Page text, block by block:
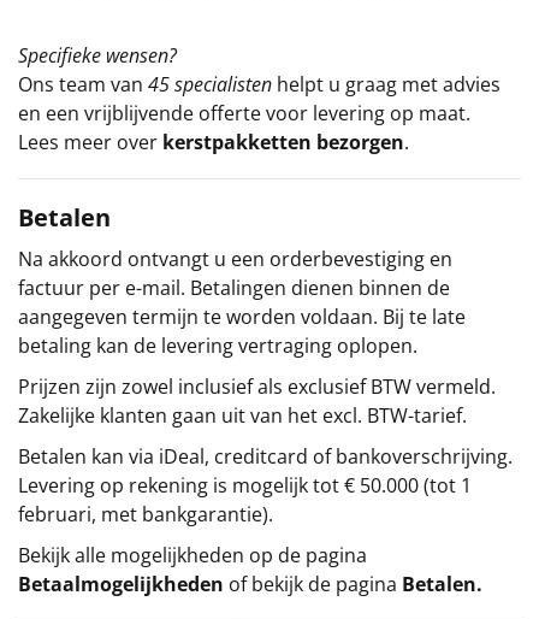
Specifieke wensen?
Ons team van 45 specialisten helpt u graag met advies
en een vrijblijvende offerte voor levering op maat.
Lees meer over kerstpakketten bezorgen.
Betalen
Na akkoord ontvangt u een orderbevestiging en
factuur per e-mail. Betalingen dienen binnen de
aangegeven termijn te worden voldaan. Bij te late
betaling kan de levering vertraging oplopen.
Prijzen zijn zowel inclusief als exclusief BTW vermeld.
Zakelijke klanten gaan uit van het excl. BTW-tarief.
Betalen kan via iDeal, creditcard of bankoverschrijving.
Levering op rekening is mogelijk tot € 50.000 (tot 1
februari, met bankgarantie).
Bekijk alle mogelijkheden op de pagina
Betaalmogelijkheden of bekijk de pagina Betalen.